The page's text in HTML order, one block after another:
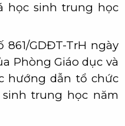
học sinh trung học
861/GDĐT-TrH ngày
Phòng Giáo dục và
hướng dẫn tổ chức
trung học năm